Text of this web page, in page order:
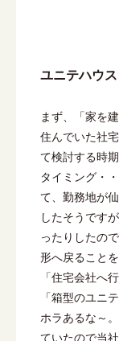
ユニテハウ
まず、「家を
住んでいた社
て検討する時
タイミング・
て、勤務地が
したそうです
ったりしたの
形へ戻ること
「住宅会社へ
「箱型のユニ
ホラあるな～
ていたので当